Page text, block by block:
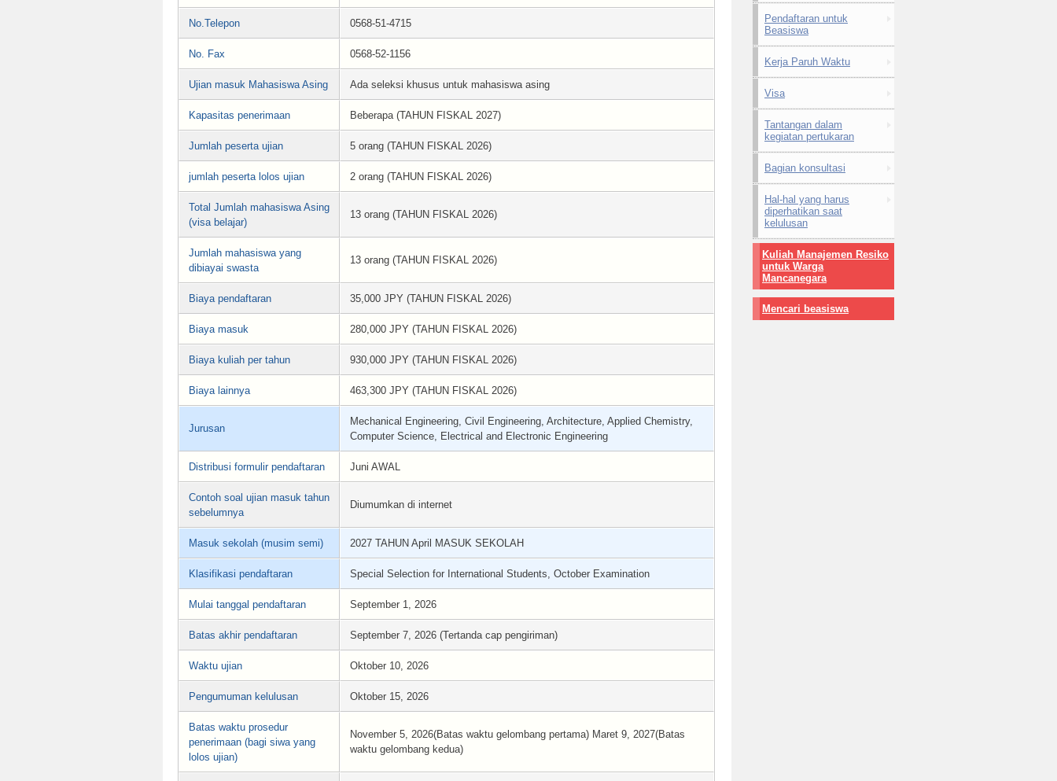
No.Telepon 0568-51-4715
No. Fax 0568-52-1156
Ujian masuk Mahasiswa Asing Ada seleksi khusus untuk mahasiswa asing
Kapasitas penerimaan Beberapa (TAHUN FISKAL 2027)
Jumlah peserta ujian 5 orang (TAHUN FISKAL 2026)
jumlah peserta lolos ujian 2 orang (TAHUN FISKAL 2026)
Total Jumlah mahasiswa Asing
(visa belajar)
13 orang (TAHUN FISKAL 2026)
Jumlah mahasiswa yang
dibiayai swasta
13 orang (TAHUN FISKAL 2026)
Biaya pendaftaran 35,000 JPY (TAHUN FISKAL 2026)
Biaya masuk 280,000 JPY (TAHUN FISKAL 2026)
Biaya kuliah per tahun 930,000 JPY (TAHUN FISKAL 2026)
Biaya lainnya 463,300 JPY (TAHUN FISKAL 2026)
Jurusan
Mechanical Engineering, Civil Engineering, Architecture, Applied Chemistry,
Computer Science, Electrical and Electronic Engineering
Distribusi formulir pendaftaran Juni AWAL
Contoh soal ujian masuk tahun
sebelumnya
Diumumkan di internet
Masuk sekolah (musim semi) 2027 TAHUN April MASUK SEKOLAH
Klasifikasi pendaftaran Special Selection for International Students, October Examination
Mulai tanggal pendaftaran September 1, 2026
Batas akhir pendaftaran September 7, 2026 (Tertanda cap pengiriman)
Waktu ujian Oktober 10, 2026
Pengumuman kelulusan Oktober 15, 2026
Batas waktu prosedur
penerimaan (bagi siwa yang
lolos ujian)
November 5, 2026(Batas waktu gelombang pertama) Maret 9, 2027(Batas
waktu gelombang kedua)
Pendaftaran untuk
Beasiswa
Kerja Paruh Waktu
Visa
Tantangan dalam
kegiatan pertukaran
Bagian konsultasi
Hal-hal yang harus
diperhatikan saat
kelulusan
Kuliah Manajemen Resiko
untuk Warga
Mancanegara
Mencari beasiswa